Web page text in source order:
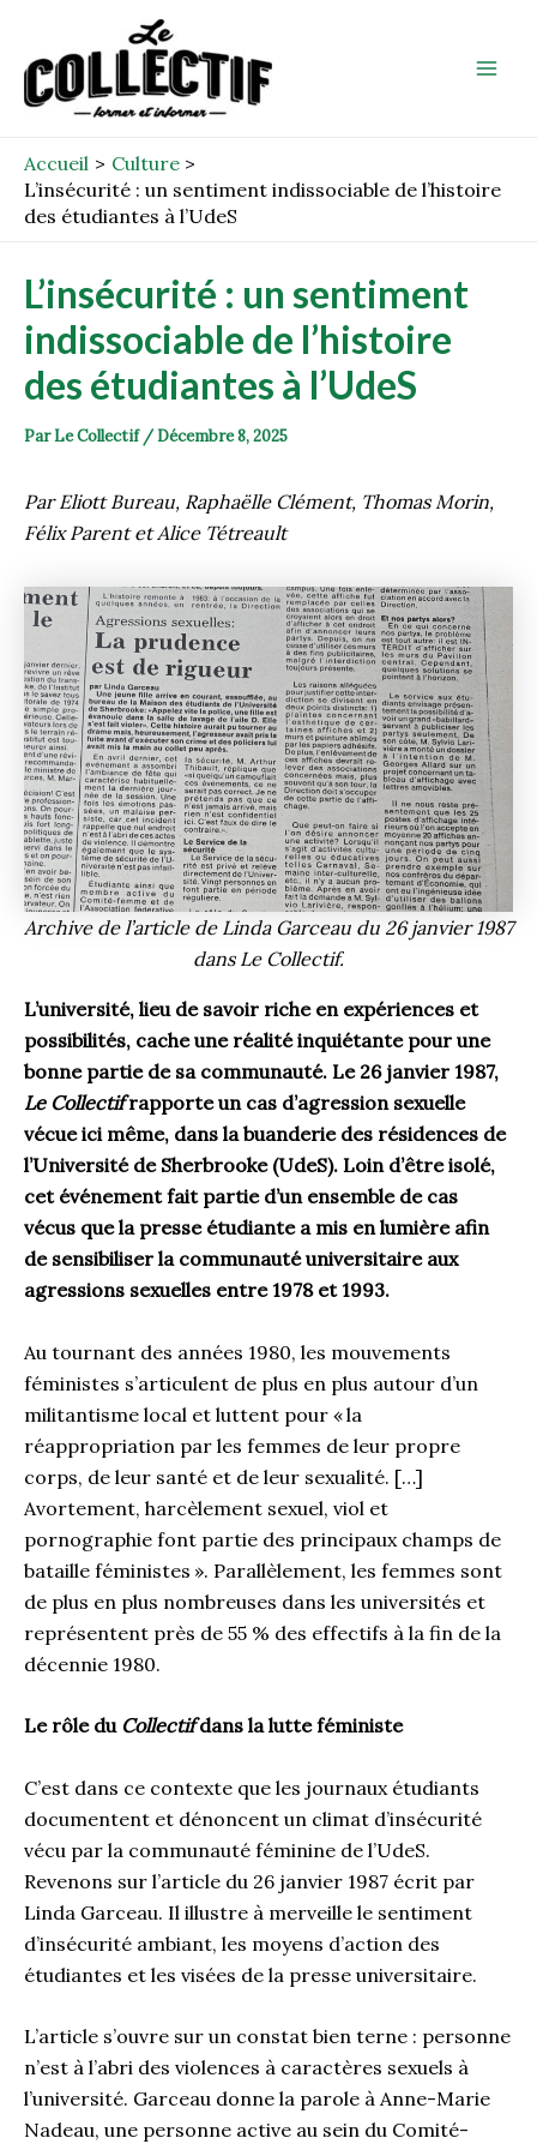
contenu
Accueil
Culture
L’insécurité : un sentiment indissociable de l’histoire
des étudiantes à l’UdeS
L’insécurité : un sentiment
indissociable de l’histoire
des étudiantes à l’UdeS
ParLe Collectif /Décembre 8, 2025
Par Eliott Bureau, Raphaëlle Clément, Thomas Morin,
Félix Parent et Alice Tétreault
Archive de l’article de Linda Garceau du 26 janvier 1987
dans Le Collectif.
L’université, lieu de savoir riche en expériences et
possibilités, cache une réalité inquiétante pour une
bonne partie de sa communauté. Le 26 janvier 1987,
Le Collectif rapporte un cas d’agression sexuelle
vécue ici même, dans la buanderie des résidences de
l’Université de Sherbrooke (UdeS). Loin d’être isolé,
cet événement fait partie d’un ensemble de cas
vécus que la presse étudiante a mis en lumière afin
de sensibiliser la communauté universitaire aux
agressions sexuelles entre 1978 et 1993.
Au tournant des années 1980, les mouvements
féministes s’articulent de plus en plus autour d’un
militantisme local et luttent pour « la
réappropriation par les femmes de leur propre
corps, de leur santé et de leur sexualité. […]
Avortement, harcèlement sexuel, viol et
pornographie font partie des principaux champs de
bataille féministes ». Parallèlement, les femmes sont
de plus en plus nombreuses dans les universités et
représentent près de 55 % des effectifs à la fin de la
décennie 1980.
Le rôle du Collectifdans la lutte féministe
C’est dans ce contexte que les journaux étudiants
documentent et dénoncent un climat d’insécurité
vécu par la communauté féminine de l’UdeS.
Revenons sur l’article du 26 janvier 1987 écrit par
Linda Garceau. Il illustre à merveille le sentiment
d’insécurité ambiant, les moyens d’action des
étudiantes et les visées de la presse universitaire.
L’article s’ouvre sur un constat bien terne : personne
n’est à l’abri des violences à caractères sexuels à
l’université. Garceau donne la parole à Anne-Marie
Nadeau, une personne active au sein du Comité-
navigation